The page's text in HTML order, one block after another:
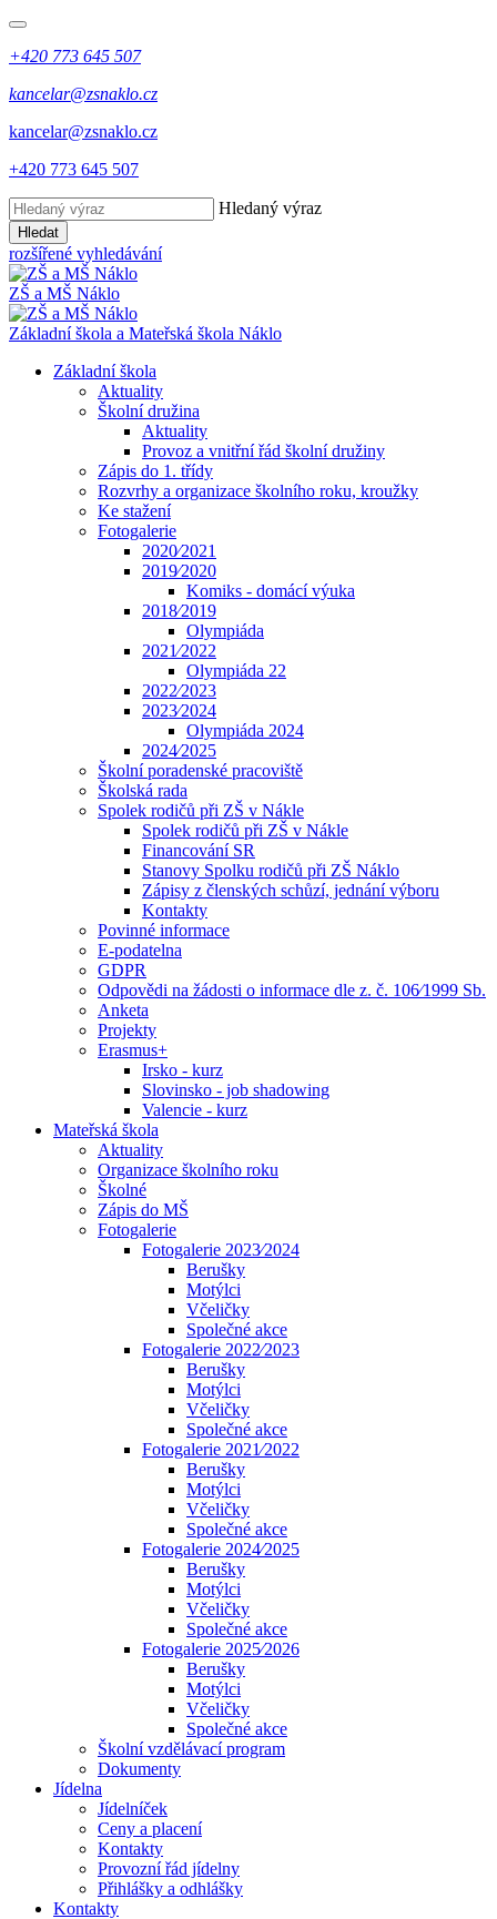
+420 773 645 507
kancelar@zsnaklo.cz
kancelar@zsnaklo.cz
+420 773 645 507
Hledaný výraz
Hledat
rozšířené vyhledávání
ZŠ a MŠ Náklo
Základní škola a Mateřská škola Náklo
Základní škola
Aktuality
Školní družina
Aktuality
Provoz a vnitřní řád školní družiny
Zápis do 1. třídy
Rozvrhy a organizace školního roku, kroužky
Ke stažení
Fotogalerie
2020⁄2021
2019⁄2020
Komiks - domácí výuka
2018⁄2019
Olympiáda
2021⁄2022
Olympiáda 22
2022⁄2023
2023⁄2024
Olympiáda 2024
2024⁄2025
Školní poradenské pracoviště
Školská rada
Spolek rodičů při ZŠ v Nákle
Spolek rodičů při ZŠ v Nákle
Financování SR
Stanovy Spolku rodičů při ZŠ Náklo
Zápisy z členských schůzí, jednání výboru
Kontakty
Povinné informace
E-podatelna
GDPR
Odpovědi na žádosti o informace dle z. č. 106⁄1999 Sb.
Anketa
Projekty
Erasmus+
Irsko - kurz
Slovinsko - job shadowing
Valencie - kurz
Mateřská škola
Aktuality
Organizace školního roku
Školné
Zápis do MŠ
Fotogalerie
Fotogalerie 2023⁄2024
Berušky
Motýlci
Včeličky
Společné akce
Fotogalerie 2022⁄2023
Berušky
Motýlci
Včeličky
Společné akce
Fotogalerie 2021⁄2022
Berušky
Motýlci
Včeličky
Společné akce
Fotogalerie 2024⁄2025
Berušky
Motýlci
Včeličky
Společné akce
Fotogalerie 2025⁄2026
Berušky
Motýlci
Včeličky
Společné akce
Školní vzdělávací program
Dokumenty
Jídelna
Jídelníček
Ceny a placení
Kontakty
Provozní řád jídelny
Přihlášky a odhlášky
Kontakty